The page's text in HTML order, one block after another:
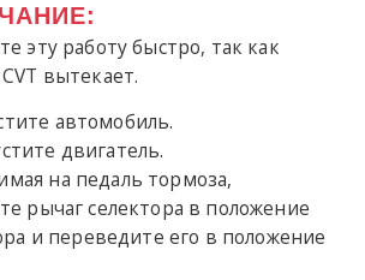
эту работу быстро, так как
вытекает.
автомобиль.
двигатель.
на педаль тормоза,
рычаг селектора в положение
и переведите его в положение